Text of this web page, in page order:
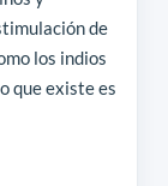
de
los indios
que existe es